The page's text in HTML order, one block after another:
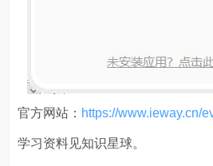
官方网站： https://www.ieway.cn/
学习资料见知识星球。